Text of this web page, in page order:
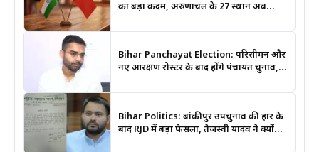
का बड़ा कदम, अरुणाचल के 27 स्थान अब
Bihar Panchayat Election: परिसीमन और
नए आरक्षण रोस्टर के बाद होंगे पंचायत चुनाव,
Bihar Politics: बांकीपुर उपचुनाव की हार के
बाद RJD में बड़ा फैसला, तेजस्वी यादव ने क्यों